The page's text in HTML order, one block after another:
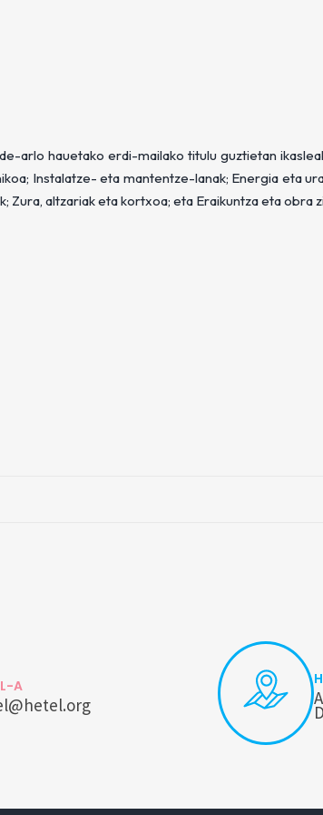
arlo hauetako erdi-mailako titulu guztietan
Instalatze- eta mantentze-lanak; Energia eta
Zura, altzariak eta kortxoa; eta Eraikuntza eta obra
A